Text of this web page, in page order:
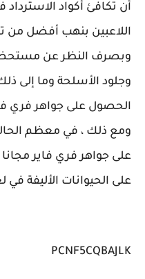
أن تكافئ أكواد
اللاعبين بنهب أفضل من
وبصرف النظر عن
وجلود الأسلحة وما إلى
الحصول على جواهر فري
ومع ذلك ، في معظم
على جواهر فري فاير
على الحيوانات الأليفة في
PCNF5CQBAJLK